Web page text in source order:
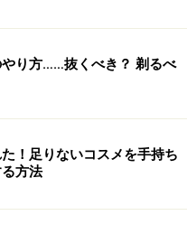
り方……抜くべき？ 剃るべ
！足りないコスメを手持ち
方法